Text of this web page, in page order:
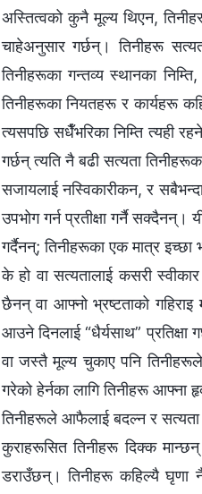
अस्तित्वको कुनै मूल्य थिएन,
चाहेअनुसार गर्छन्। तिनीहरू
तिनीहरूका गन्तव्य स्थानका
तिनीहरूका नियतहरू र कार्यहरू
त्यसपछि सधैँभरिका निम्ति त्यही
गर्छन् त्यति नै बढी सत्यता
सजायलाई नस्विकारीकन, र
उपभोग गर्न प्रतीक्षा गर्नै सक्दैनन्।
गर्दैनन्; तिनीहरूका एक मात्र
के हो वा सत्यतालाई कसरी
छैनन् वा आफ्नो भ्रष्टताको
आउने दिनलाई “धैर्यसाथ” प्रतिक्षा
वा जस्तै मूल्य चुकाए पनि
गरेको हेर्नका लागि तिनीहरू
तिनीहरूले आफैलाई बदल्न र सत्यता
कुराहरूसित तिनीहरू दिक्क
डराउँछन्। तिनीहरू कहिल्यै घृणा